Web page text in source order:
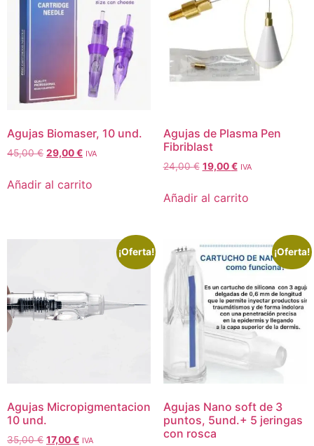
Agujas Biomaser, 10 und.
45,00€ 29,00€ IVA
Añadir al carrito
Agujas de Plasma Pen
Fibriblast
24,00€ 19,00€ IVA
Añadir al carrito
¡Oferta!
Agujas Micropigmentacion
10 und.
35,00€ 17,00€ IVA
¡Oferta!
Agujas Nano soft de 3
puntos, 5und.+ 5 jeringas
con rosca